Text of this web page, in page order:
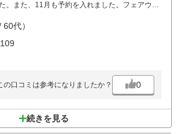
。また、11月も予約を入れました。フェアウェ
60代）
の口コミは参考になりましたか？ 0
続きを見る